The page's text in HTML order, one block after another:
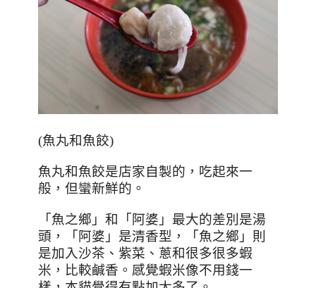
(魚丸和魚餃)
魚丸和魚餃是店家自製的，吃起來一
般，但蠻新鮮的。
「魚之鄉」和「阿婆」最大的差別是湯
頭，「阿婆」是清香型，「魚之鄉」則
是加入沙茶、紫菜、蔥和很多很多蝦
米，比較鹹香。感覺蝦米像不用錢一